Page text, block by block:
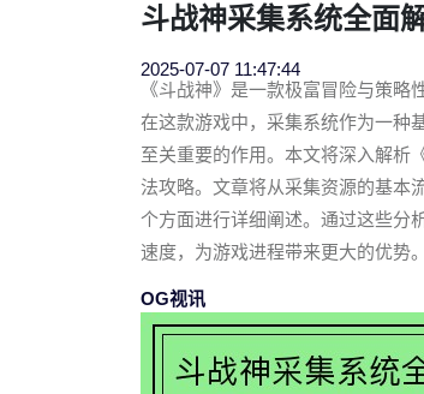
斗战神采集系统全面
2025-07-07 11:47:44
《斗战神》是一款极富冒险与策略
在这款游戏中，采集系统作为一种
至关重要的作用。本文将深入解析
法攻略。文章将从采集资源的基本
个方面进行详细阐述。通过这些分
速度，为游戏进程带来更大的优势。
OG视讯